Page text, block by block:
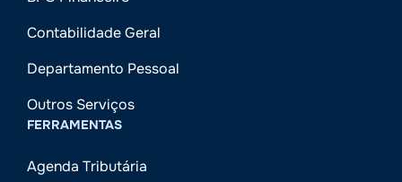
Contabilidade Geral
Departamento Pessoal
Outros Serviços
FERRAMENTAS
Agenda Tributária